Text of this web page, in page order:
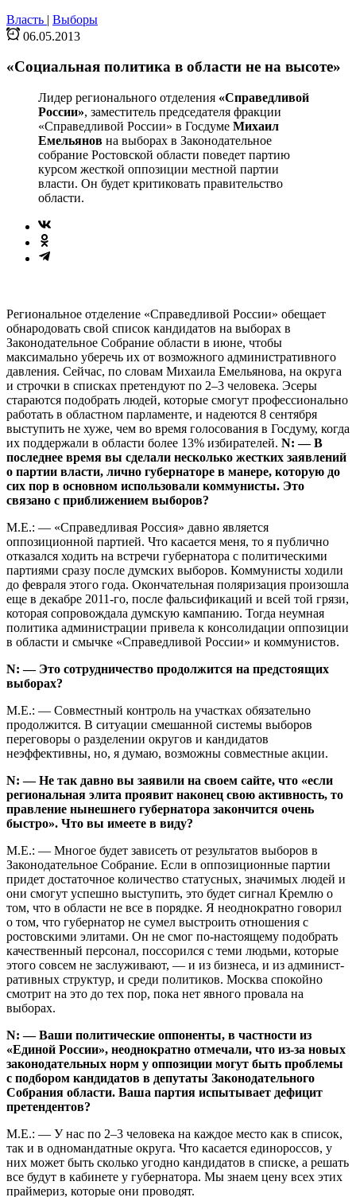
Власть | Выборы
06.05.2013
«Социальная политика в области не на высоте»
Лидер регионального отделения «Справедливой
России», заместитель председателя фракции
«Справедливой России» в Госдуме Михаил
Емельянов на выборах в Законодательное
собрание Ростовской области поведет партию
курсом жесткой оппозиции местной партии
власти. Он будет критиковать правительство
области.
Региональное отделение «Справедливой России» обещает
обнародовать свой список кандидатов на выборах в
Законодательное Собрание области в июне, чтобы
максимально уберечь их от возможного административного
давления. Сейчас, по словам Михаила Емельянова, на округа
и строчки в списках претендуют по 2–3 человека. Эсеры
стараются подобрать людей, которые смогут профессионально
работать в областном парламенте, и надеются 8 сентября
выступить не хуже, чем во время голосования в Госдуму, когда
их поддержали в области более 13% избирателей. N: — В
последнее время вы сделали несколько жестких заявлений
о партии влас­ти, лично губернаторе в манере, которую до
сих пор в основном использовали коммунисты. Это
связано с приближением выборов?
М.Е.: — «Справедливая Россия» давно является
оппозиционной партией. Что касается меня, то я публично
отказался ходить на встречи губернатора с политическими
партиями сразу после думских выборов. Коммунисты ходили
до февраля этого года. Окончательная поляризация произошла
еще в декабре 2011-го, после фальсификаций и всей той грязи,
которая сопровождала думскую кампанию. Тогда неум­ная
политика администрации привела к консолидации оппозиции
в области и смычке «Справедливой России» и коммунистов.
N: — Это сотрудничество продолжится на предстоящих
выборах?
М.Е.: — Совместный контроль на участках обязательно
продолжится. В ситуации смешанной системы выборов
переговоры о разделении округов и кандидатов
неэффективны, но, я думаю, возможны совместные акции.
N: — Не так давно вы заявили на своем сайте, что «если
региональная элита проявит наконец свою активность, то
правление нынешнего губернатора закончится очень
быстро». Что вы имеете в виду?
М.Е.: — Многое будет зависеть от результатов выборов в
Законодательное Собрание. Если в оппозиционные партии
придет достаточное количество статусных, значимых людей и
они смогут успешно выступить, это будет сигнал Кремлю о
том, что в области не все в порядке. Я неоднократно говорил
о том, что губернатор не сумел выстроить отношения с
ростовскими элитами. Он не смог по-настоящему подобрать
качественный персонал, поссорился с теми людьми, которые
этого совсем не заслуживают, — и из бизнеса, и из админист­
ративных структур, и среди политиков. Москва спокойно
смотрит на это до тех пор, пока нет явного провала на
выборах.
N: — Ваши политические оппоненты, в частности из
«Единой России», неоднократно отмечали, что из-за новых
законодательных норм у оппозиции могут быть проблемы
с подбором кандидатов в депутаты Законодательного
Собрания области. Ваша партия испытывает дефицит
претендентов?
М.Е.: — У нас по 2–3 человека на каждое место как в список,
так и в одномандатные округа. Что касается единороссов, у
них может быть сколько угодно кандидатов в списке, а решать
все будут в кабинете у губернатора. Мы знаем цену всех этих
праймериз, которые они проводят.